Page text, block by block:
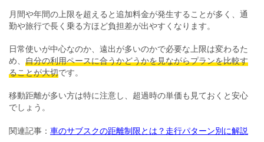
月間や年間の上限を超えると追加料金が発生することが多く、通
勤や旅行で長く乗る方ほど負担差が出やすくなります。
日常使いが中心なのか、遠出が多いのかで必要な上限は変わるた
め、 自分の利用ペースに合うかどうかを見ながらプランを比較す
ることが大切です。
移動距離が多い方は特に注意し、超過時の単価も見ておくと安心
でしょう。
関連記事： 車のサブスクの距離制限とは？走行パターン別に解説